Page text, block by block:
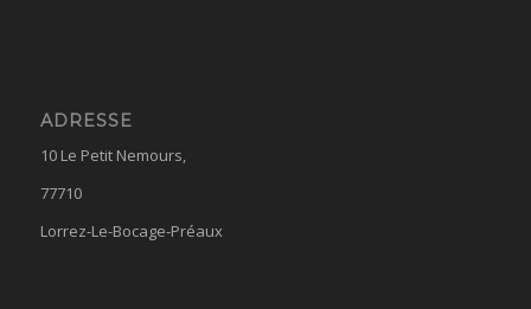
ADRESSE
10 Le Petit Nemours,
77710
Lorrez-Le-Bocage-Préaux